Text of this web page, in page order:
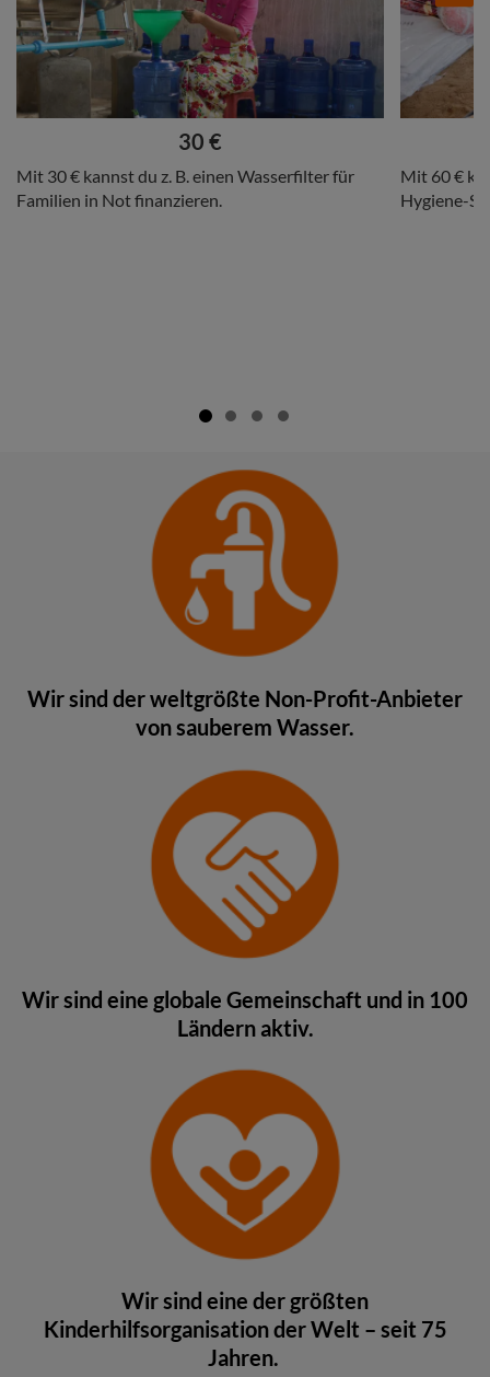
30 €
Copy
Mit 30 € kannst du z. B. einen Wasserfilter für
Familien in Not finanzieren.
Copy
Mit 60 €
Hygiene-
Wir sind der weltgrößte Non-Profit-Anbieter
von sauberem Wasser.​
Wir sind eine globale Gemeinschaft und in 100
Ländern aktiv.
Wir sind eine der größten
Kinderhilfsorganisation der Welt – seit 75
Jahren.